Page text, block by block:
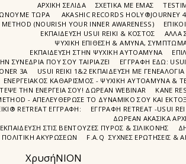
ΧρυσήΝΙΟΝ
ΑΡΧΙΚΉ ΣΕΛΊΔΑ ΣΧΕΤΙΚΆ ΜΕ ΕΜΆΣ
ΤΩΡΑ
AKASHIC RECORDS
(NOURISH YOUR INNER AWARENESS)
ΕΚΠΑΙΔΕΥΣΗ USUI REIKI & ΚΟΣΤΟΣ
ΑΛΛΑ
ΨΥΧΙΚΉ ΕΠΊΘΕΣΗ & ΆΜΥΝΑ,
ΕΚΠΑΊΔΕΥΣΗ ΣΤΗΝ ΨΥΧΙΚΗ ΑΥΤΟΑΜΥΝΑ
ΣΥΝΕΔΡΙΑ ΠΟΥ ΣΟΥ ΤΑΙΡΙΑΖΕΙ
ΕΓΓΡΑΦΉ EΔΩ:
3A
USUI REIKI 1&2 EΚΠΑΙΔΕΥΣΗ ΜΕ ΓΕΝΕΑΛΟΓΙΑ
ΕΝΕΡΓΕΙΑΚΟΣ ΚΑΘΑΡΙΣΜΟΣ - ΨΥΧΙΚΗ ΑΥΤΟΑΜΥΝΑ &
ΤΗΝ ΕΝΈΡΓΕΙΆ ΣΟΥ! ΔΩΡΕΑΝ WEBINAR
ΚΑΝΕ
- ΑΠΕΛΕΥΘΈΡΩΣΕ ΤΟ ΔΥΝΑΜΙΚΌ ΣΟΥ ΚΑΙ
RETREAT ΕΓΓΡΑΦΉ:
ΕΓΓΡΑΦΗ RETREAT -USUI
ΔΩΡΕΑΝ ΑΚΑΣΙΚΆ
ΣΤΙΣ ΒΕΝΤΟΎΖΕΣ ΠΥΡΌΣ & ΣΙΛΙΚΌΝΗΣ
ΑΚΥΡΏΣΕΩΝ
F.A.Q ΣΥΧΝΈΣ ΕΡΩΤΉΣΕΙΣ &